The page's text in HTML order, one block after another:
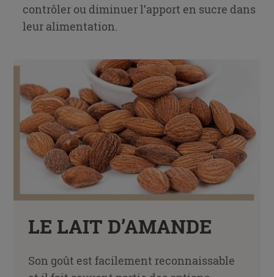
contrôler ou diminuer l’apport en sucre dans
leur alimentation.
LE LAIT D’AMANDE
Son goût est facilement reconnaissable